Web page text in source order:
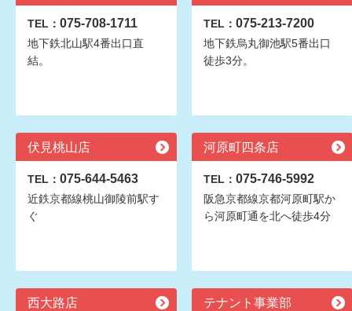
TEL： 075-708-1711
地下鉄北山駅4番出口直
結。
TEL： 075-213-7200
地下鉄烏丸御池駅5番出口
徒歩3分。
伏見桃山店
TEL： 075-644-5463
近鉄京都線桃山御陵前駅す
ぐ
河原町四条店
TEL： 075-746-5992
阪急京都線京都河原町駅か
ら河原町通を北へ徒歩4分
西大路店 テナント事業部